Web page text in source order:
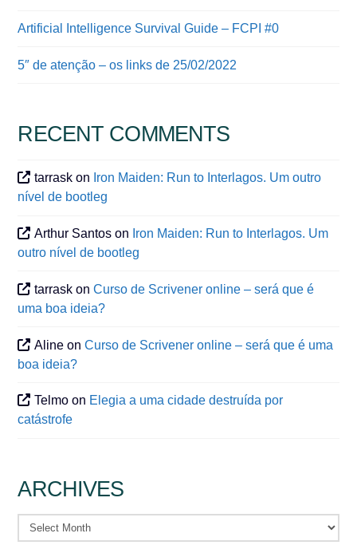
Artificial Intelligence Survival Guide – FCPI #0
5″ de atenção – os links de 25/02/2022
RECENT COMMENTS
tarrask on Iron Maiden: Run to Interlagos. Um outro
nível de bootleg
Arthur Santos on Iron Maiden: Run to Interlagos. Um
outro nível de bootleg
tarrask onCurso de Scrivener online – será que é
uma boa ideia?
Aline onCurso de Scrivener online – será que é uma
boa ideia?
Telmo on Elegia a uma cidade destruída por
catástrofe
ARCHIVES
Archives